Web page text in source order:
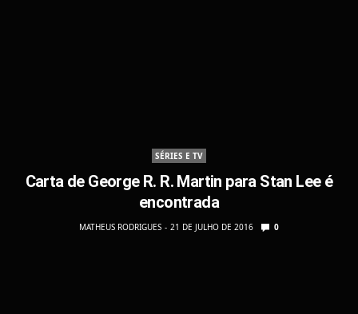
SÉRIES E TV
Carta de George R. R. Martin para Stan Lee é
encontrada
MATHEUS RODRIGUES 21 DE JULHO DE 2016 0